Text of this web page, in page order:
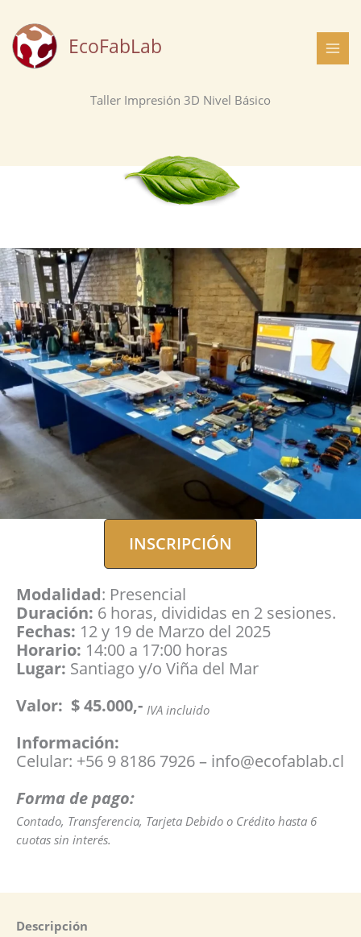
contenido
EcoFabLab
Taller Impresión 3D Nivel Básico
INSCRIPCIÓN
Modalidad: Presencial
Duración: 6 horas, divididas en 2 sesiones.
Fechas: 12 y 19 de Marzo del 2025
Horario: 14:00 a 17:00 horas
Lugar: Santiago y/o Viña del Mar
Valor: $ 45.000,- IVA incluido
Información:
Celular: +56 9 8186 7926 – info@ecofablab.cl
Forma de pago:
Contado, Transferencia, Tarjeta Debido o Crédito hasta 6
cuotas sin interés.
Descripción